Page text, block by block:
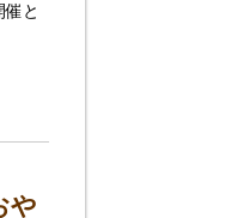
と
や